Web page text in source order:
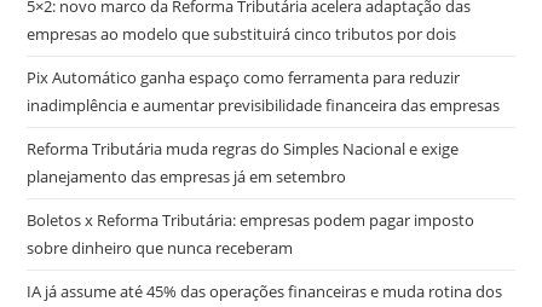
5×2: novo marco da Reforma Tributária acelera adaptação das
empresas ao modelo que substituirá cinco tributos por dois
Pix Automático ganha espaço como ferramenta para reduzir
inadimplência e aumentar previsibilidade financeira das empresas
Reforma Tributária muda regras do Simples Nacional e exige
planejamento das empresas já em setembro
Boletos x Reforma Tributária: empresas podem pagar imposto
sobre dinheiro que nunca receberam
IA já assume até 45% das operações financeiras e muda rotina dos